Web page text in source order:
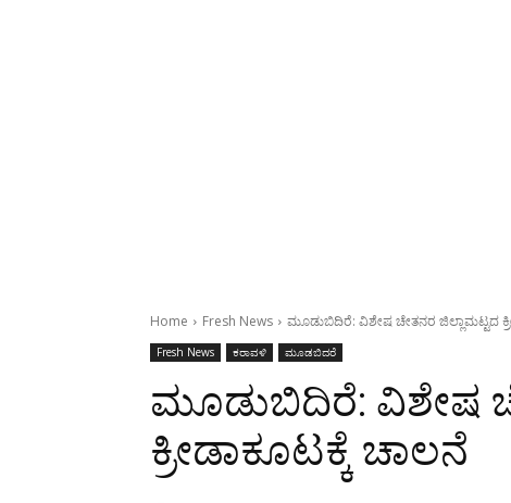
Home Fresh News ಮೂಡುಬಿದಿರೆ: ವಿಶೇಷ ಚೇತನರ ಜಿಲ್ಲಾಮಟ್ಟದ
Fresh News ಕರಾವಳಿ ಮೂಡಬಿದರೆ
ಮೂಡುಬಿದಿರೆ: ವಿಶೇಷ
ಕ್ರೀಡಾಕೂಟಕ್ಕೆ ಚಾಲನೆ